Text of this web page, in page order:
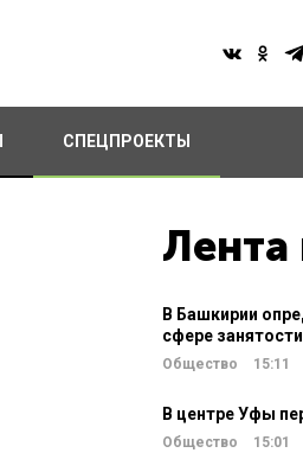
СПЕЦПРОЕКТЫ
Лента
В Башкирии
сфере занятости
Общество 15:11
В центре Уфы
Общество 15:01